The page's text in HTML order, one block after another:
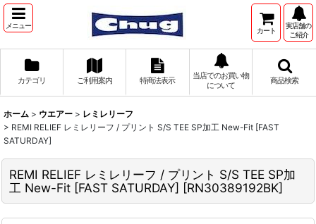
メニュー
カート
実店舗の
ご紹介
カテゴリ ご利用案内 特商法表示
当店でのお買い物
について
商品検索
ホーム > ウエアー > レミレリーフ
> REMI RELIEF レミレリーフ / プリント S/S TEE SP加工 New-Fit [FAST
SATURDAY]
REMI RELIEF レミレリーフ / プリント S/S TEE SP加
工 New-Fit [FAST SATURDAY] [RN30389192BK]